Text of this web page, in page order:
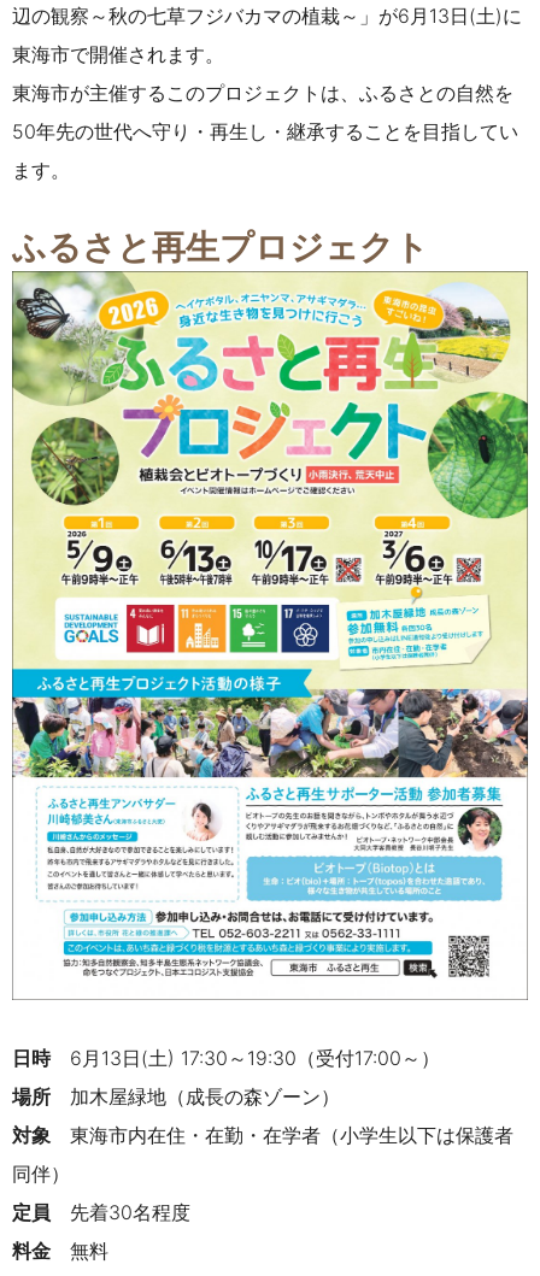
辺の観察～秋の七草フジバカマの植栽～」が6月13日(土)に
東海市で開催されます。
東海市が主催するこのプロジェクトは、ふるさとの自然を
50年先の世代へ守り・再生し・継承することを目指してい
ます。
ふるさと再生プロジェクト
日時6月13日(土) 17:30～19:30（受付17:00～）
場所 加木屋緑地（成長の森ゾーン）
対象 東海市内在住・在勤・在学者（小学生以下は保護者
同伴）
定員 先着30名程度
料金 無料